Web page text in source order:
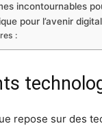
incontournables
pour l’avenir
:
repose sur des